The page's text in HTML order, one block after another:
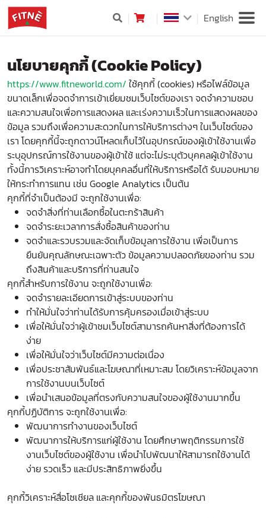
English
นโยบายคุกกี้ (Cookie Policy)
https://www.fitneworld.com/ ใช้คุกกี้ (cookies) หรือไฟล์ข้อมูล
ขนาดเล็กเพื่อจดจำการเข้าเยี่ยมชมเว็บไซต์ของเรา จดจำความชอบ
และความสนใจเพื่อการแสดงผล และเร่งความเร็วในการแสดงผลของ
ข้อมูล รวมถึงเพื่อความสะดวกในการให้บริการต่างๆ ในเว็บไซต์ของ
เรา โดยคุกกี้นี้จะถูกดาวน์โหลดเก็บไว้ในอุปกรณ์ของผู้เข้าใช้งานเพื่อ
ระบุอุปกรณ์การใช้งานของผู้เข้าใช้ แต่จะไม่ระบุตัวบุคคลผู้เข้าใช้งาน
ทั้งนี้การวิเคราะห์อาจทำโดยบุคคลอื่นที่ให้บริการหรือได้ รับมอบหมาย
ให้กระทำการแทน เช่น Google Analytics เป็นต้น
คุกกี้ที่จำเป็นต้องมี จะถูกใช้งานเพื่อ:
จดจำสิ่งที่ท่านเลือกซื้อในตะกร้าสินค้า
จดจำระยะเวลาการสั่งซื้อสินค้าของท่าน
จดจำและรวบรวมและจัดเก็บข้อมูลการใช้งาน เพื่อเป็นการ
ยืนยันคุณลักษณะเฉพาะตัว ข้อมูลความปลอดภัยของท่าน รวม
ถึงสินค้าและบริการที่ท่านสนใจ
คุกกี้สำหรับการใช้งาน จะถูกใช้งานเพื่อ:
จดจำรายละเอียดการเข้าสู่ระบบของท่าน
ทำให้มั่นใจว่าท่านได้รับการคุ้มครองเมื่อเข้าสู่ระบบ
เพื่อให้มั่นใจว่าผู้เข้าชมเว็บไซต์สามารถค้นหาสิ่งที่ต้องการได้
ง่าย
เพื่อให้มั่นใจว่าเว็บไซต์มีความต่อเนื่อง
เพื่อประชาสัมพันธ์และโฆษณาที่เหมาะสม โดยวิเคราะห์ข้อมูลจาก
การใช้งานบนเว็บไซต์
เพื่อนำเสนอข้อมูลที่ตรงกับความสนใจของผู้ใช้งานมากขึ้น
คุกกี้ปฏิบัติการ จะถูกใช้งานเพื่อ:
พัฒนาการทำงานของเว็บไซต์
พัฒนาการให้บริการแก่ผู้ใช้งาน โดยศึกษาพฤติกรรมการใช้
งานเว็บไซต์ของผู้ใช้งาน เพื่อนำไปพัฒนาให้สามารถใช้งานได้
ง่าย รวดเร็ว และมีประสิทธิภาพยิ่งขึ้น
คุกกี้วิเคราะห์สื่อโซเชียล และคุกกี้ของพันธมิตรโฆษณา